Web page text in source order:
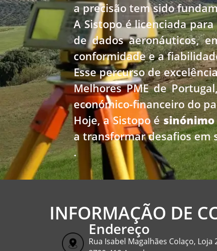
a precisão tem sido
A Sistopo é licenciada
de dados aeronáuticos,
conformidade e a
Esse percurso de
Melhores PME de
económico-financeiro do
Hoje, a Sistopo ésinónimo
a transformar desafios em
.
INFORMAÇÃO DE
Endereço
Rua Isabel Magalhães Colaço, Loja